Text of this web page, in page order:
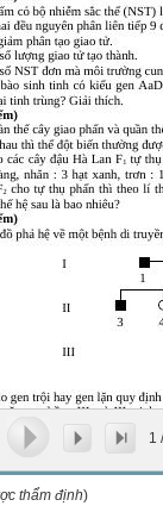
1
thẩm định)